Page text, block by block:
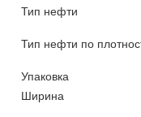
Тип нефти
Тип нефти по
Упаковка
Ширина